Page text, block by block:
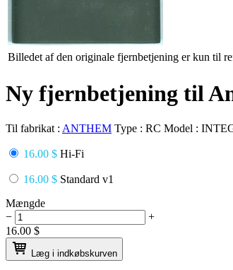
Billedet af den originale fjernbetjening er kun til
Ny fjernbetjening til
Til fabrikat : ANTHEM Type : RC Model :
16.00 $ Hi-Fi
16.00 $ Standard v1
Mængde
−
+
16.00 $
Læg i indkøbskurven